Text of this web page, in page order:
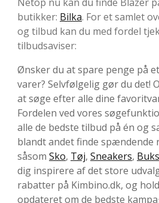
butikker: Bilka. For et samlet
og tilbud kan du med fordel
tilbudsaviser:
Ønsker du at spare penge på
varer? Selvfølgelig gør du det!
at søge efter alle dine
Fordelen ved vores
alle de bedste tilbud på én og
blandt andet finde spændende
såsom Sko, Tøj, Sneakers,
dig inspirere af det store
rabatter på Kimbino.dk, og
opdateret om de bedste